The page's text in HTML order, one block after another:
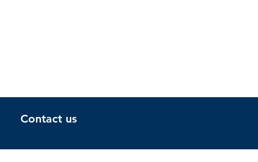
Contact us